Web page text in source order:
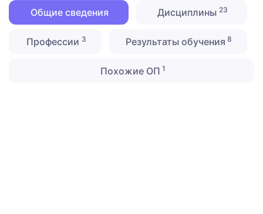
Общие сведения Дисциплины 23
Профессии 3 Результаты обучения 8
Похожие ОП 1